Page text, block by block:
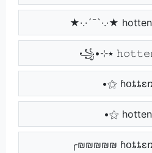
★·.·´¯`·.·★
•⚝
•⚝
╭₪₪₪₪₪